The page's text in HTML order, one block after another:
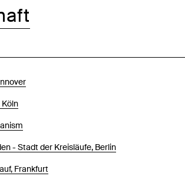
- Stadt der Kreisläufe, Berlin
Frankfurt